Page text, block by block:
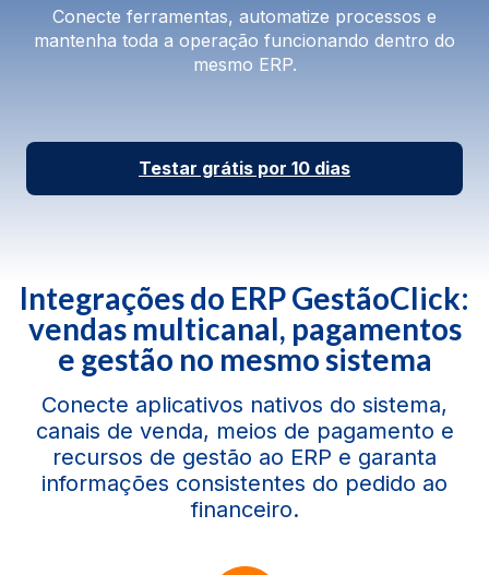
Conecte ferramentas, automatize processos e
mantenha toda a operação funcionando dentro do
mesmo ERP.
Testar grátis por 10 dias
Integrações do ERP GestãoClick:
vendas multicanal, pagamentos
e gestão no mesmo sistema
Conecte aplicativos nativos do sistema,
canais de venda, meios de pagamento e
recursos de gestão ao ERP e garanta
informações consistentes do pedido ao
financeiro.